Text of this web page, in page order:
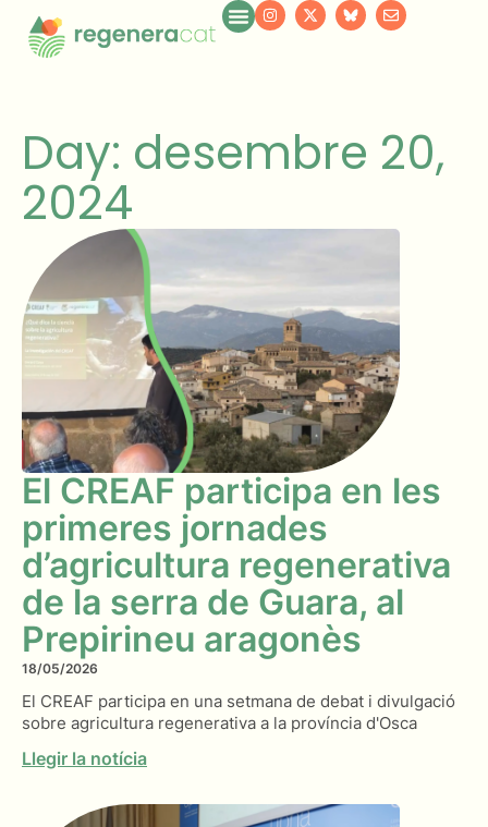
Day: desembre 20,
2024
El CREAF participa en les
primeres jornades
d’agricultura regenerativa
de la serra de Guara, al
Prepirineu aragonès
18/05/2026
El CREAF participa en una setmana de debat i divulgació
sobre agricultura regenerativa a la província d'Osca
Llegir la notícia